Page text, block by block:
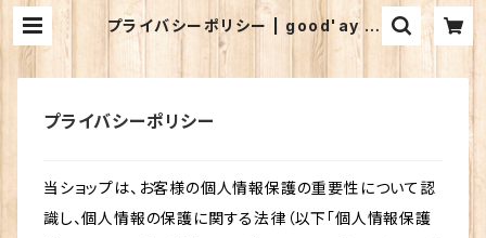
プライバシーポリシー | good'ay w
inery shop
プライバシーポリシー
当ショップは、お客様の個人情報保護の重要性について認
識し、個人情報の保護に関する法律（以下「個人情報保護